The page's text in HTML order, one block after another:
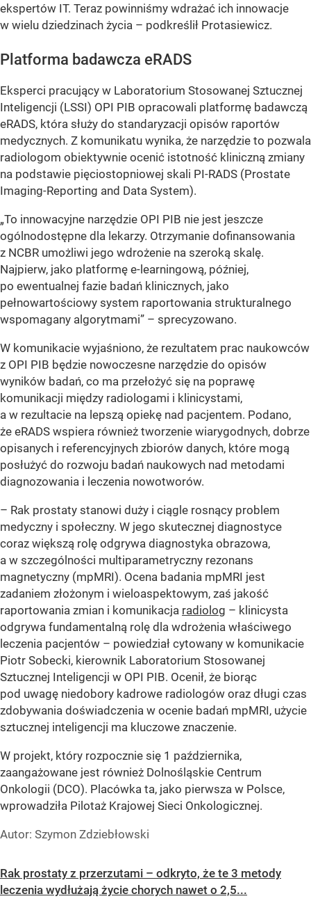
ekspertów IT. Teraz powinniśmy wdrażać ich innowacje
w wielu dziedzinach życia – podkreślił Protasiewicz.
Platforma badawcza eRADS
Eksperci pracujący w Laboratorium Stosowanej Sztucznej
Inteligencji (LSSI) OPI PIB opracowali platformę badawczą
eRADS, która służy do standaryzacji opisów raportów
medycznych. Z komunikatu wynika, że narzędzie to pozwala
radiologom obiektywnie ocenić istotność kliniczną zmiany
na podstawie pięciostopniowej skali PI-RADS (Prostate
Imaging-Reporting and Data System).
„To innowacyjne narzędzie OPI PIB nie jest jeszcze
ogólnodostępne dla lekarzy. Otrzymanie dofinansowania
z NCBR umożliwi jego wdrożenie na szeroką skalę.
Najpierw, jako platformę e-learningową, później,
po ewentualnej fazie badań klinicznych, jako
pełnowartościowy system raportowania strukturalnego
wspomagany algorytmami” – sprecyzowano.
W komunikacie wyjaśniono, że rezultatem prac naukowców
z OPI PIB będzie nowoczesne narzędzie do opisów
wyników badań, co ma przełożyć się na poprawę
komunikacji między radiologami i klinicystami,
a w rezultacie na lepszą opiekę nad pacjentem. Podano,
że eRADS wspiera również tworzenie wiarygodnych, dobrze
opisanych i referencyjnych zbiorów danych, które mogą
posłużyć do rozwoju badań naukowych nad metodami
diagnozowania i leczenia nowotworów.
– Rak prostaty stanowi duży i ciągle rosnący problem
medyczny i społeczny. W jego skutecznej diagnostyce
coraz większą rolę odgrywa diagnostyka obrazowa,
a w szczególności multiparametryczny rezonans
magnetyczny (mpMRI). Ocena badania mpMRI jest
zadaniem złożonym i wieloaspektowym, zaś jakość
raportowania zmian i komunikacja radiolog – klinicysta
odgrywa fundamentalną rolę dla wdrożenia właściwego
leczenia pacjentów – powiedział cytowany w komunikacie
Piotr Sobecki, kierownik Laboratorium Stosowanej
Sztucznej Inteligencji w OPI PIB. Ocenił, że biorąc
pod uwagę niedobory kadrowe radiologów oraz długi czas
zdobywania doświadczenia w ocenie badań mpMRI, użycie
sztucznej inteligencji ma kluczowe znaczenie.
W projekt, który rozpocznie się 1 października,
zaangażowane jest również Dolnośląskie Centrum
Onkologii (DCO). Placówka ta, jako pierwsza w Polsce,
wprowadziła Pilotaż Krajowej Sieci Onkologicznej.
Autor: Szymon Zdziebłowski
Rak prostaty z przerzutami – odkryto, że te 3 metody
leczenia wydłużają życie chorych nawet o 2,5...